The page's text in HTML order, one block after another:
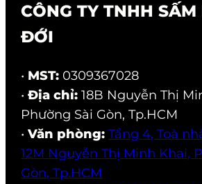
CÔNG TY TNHH SẤM
ĐỚI
• MST: 0309367028
•Địa chỉ: 18B Nguyễn Thị
Phường Sài Gòn, Tp.HCM
•Văn phòng: Tầng 4, Toà
12M Nguyễn Thị Minh Khai,
Gòn, Tp.HCM